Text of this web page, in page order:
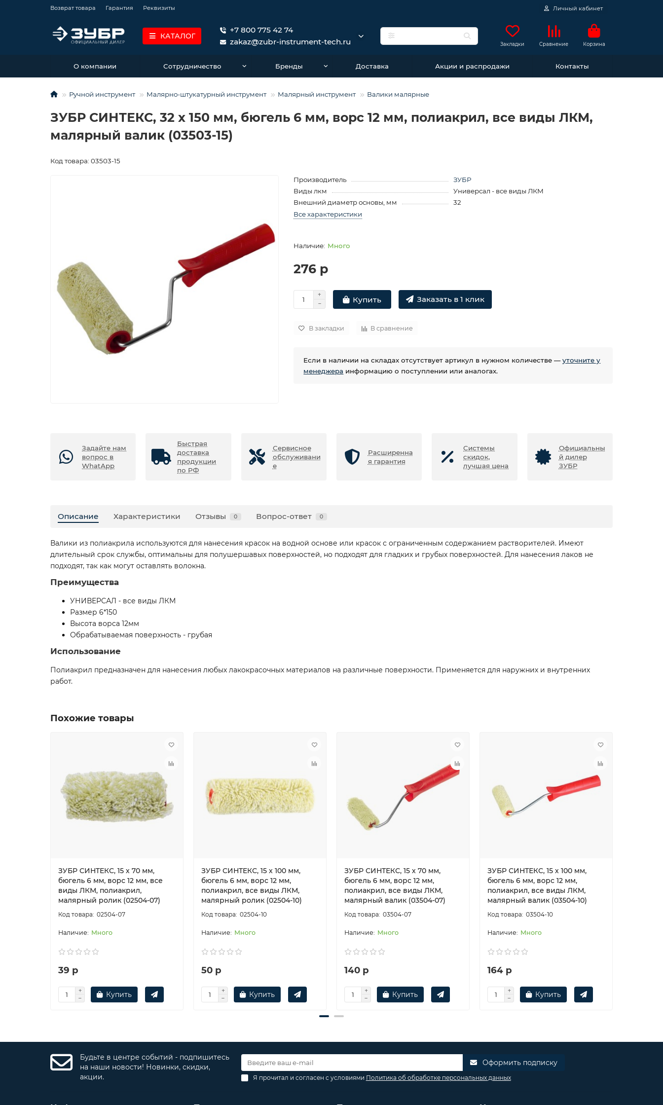
Возврат товара Гарантия Реквизиты Личный кабинет
КАТАЛОГ
+7 800 775 42 74
zakaz@zubr-instrument-tech.ru
Закладки Сравнение Корзина
О компании Сотрудничество Бренды Доставка Акции и распродажи Контакты
Ручной инструмент Малярно-штукатурный инструмент Малярный инструмент Валики малярные
ЗУБР СИНТЕКС, 32 х 150 мм, бюгель 6 мм, ворс 12 мм, полиакрил, все виды ЛКМ,
малярный валик (03503-15)
Код товара: 03503-15
Производитель
ЗУБР
Виды лкм
Универсал - все виды ЛКМ
Внешний диаметр основы, мм
32
Все характеристики
Много
276 р
Купить Заказать в 1 клик
В закладки В сравнение
Если в наличии на складах отсутствует артикул в нужном количестве —уточните у
менеджера информацию о поступлении или аналогах.
Задайте нам
вопрос в
WhatApp
Быстрая
доставка
продукции
по РФ
Сервисное
обслуживани
е
Расширенна
я гарантия
Системы
скидок,
лучшая цена
Официальны
й дилер
ЗУБР
Описание Характеристики Отзывы 0 Вопрос-ответ 0
Валики из полиакрила используются для нанесения красок на водной основе или красок с ограниченным содержанием растворителей. Имеют
длительный срок службы, оптимальны для полушершавых поверхностей, но подходят для гладких и грубых поверхностей. Для нанесения лаков не
подходят, так как могут оставлять волокна.
Преимущества
УНИВЕРСАЛ - все виды ЛКМ
Размер 6*150
Высота ворса 12мм
Обрабатываемая поверхность - грубая
Использование
Полиакрил предназначен для нанесения любых лакокрасочных материалов на различные поверхности. Применяется для наружних и внутренних
работ.
Похожие товары
ЗУБР СИНТЕКС, 15 х 70 мм,
бюгель 6 мм, ворс 12 мм, все
виды ЛКМ, полиакрил,
малярный ролик (02504-07)
02504-07
Много
39 р
Купить
ЗУБР СИНТЕКС, 15 х 100 мм,
бюгель 6 мм, ворс 12 мм,
полиакрил, все виды ЛКМ,
малярный ролик (02504-10)
02504-10
Много
50 р
Купить
ЗУБР СИНТЕКС, 15 х 70 мм,
бюгель 6 мм, ворс 12 мм,
полиакрил, все виды ЛКМ,
малярный валик (03504-07)
03504-07
Много
140 р
Купить
ЗУБР СИНТЕКС, 15 х 100 мм,
бюгель 6 мм, ворс 12 мм,
полиакрил, все виды ЛКМ,
малярный валик (03504-10)
03504-10
Много
164 р
Купить
Будьте в центре событий - подпишитесь
на наши новости! Новинки, скидки,
акции.
Оформить подписку
Я прочитал и согласен с условиями Политика об обработке персональных данных